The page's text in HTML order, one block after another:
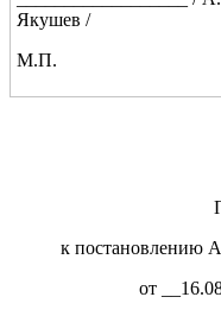
Якушев /
М.П.
к постановлению
от